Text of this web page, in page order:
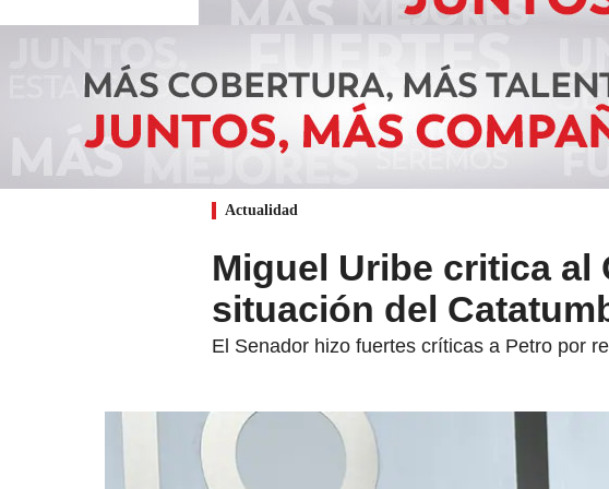
Actualidad
Miguel Uribe critica
situación del
El Senador hizo fuertes críticas a Petro por